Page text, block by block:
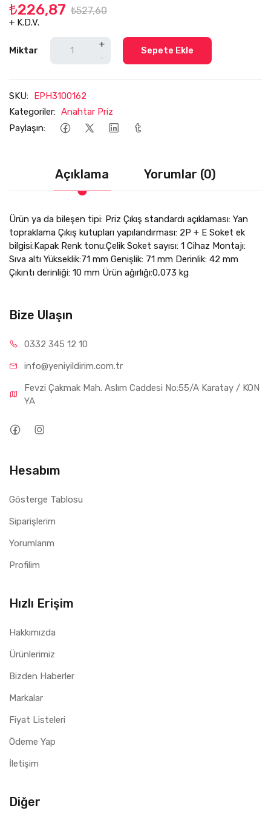
₺226,87 ₺527,60
+ K.D.V.
Miktar
+
-
Sepete Ekle
SKU: EPH3100162
Kategoriler: Anahtar Priz
Paylaşın:
Açıklama Yorumlar (0)
Ürün ya da bileşen tipi: Priz Çıkış standardı açıklaması: Yan
topraklama Çıkış kutupları yapılandırması: 2P + E Soket ek
bilgisi:Kapak Renk tonu:Çelik Soket sayısı: 1 Cihaz Montajı:
Sıva altı Yükseklik:71 mm Genişlik: 71 mm Derinlik: 42 mm
Çıkıntı derinliği: 10 mm Ürün ağırlığı:0,073 kg
Bize Ulaşın
0332 345 12 10
info@yeniyildirim.com.tr
Fevzi Çakmak Mah. Aslım Caddesi No:55/A Karatay / KON
YA
Hesabım
Gösterge Tablosu
Siparişlerim
Yorumlarım
Profilim
Hızlı Erişim
Hakkımızda
Ürünlerimiz
Bizden Haberler
Markalar
Fiyat Listeleri
Ödeme Yap
İletişim
Diğer